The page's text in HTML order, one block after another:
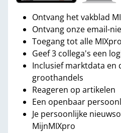
Ontvang het vakblad
Ontvang onze email-
Toegang tot alle
Geef 3 collega's een
Inclusief marktdata en
groothandels
Reageren op artikelen
Een openbaar
Je persoonlijke
MijnMIXpro